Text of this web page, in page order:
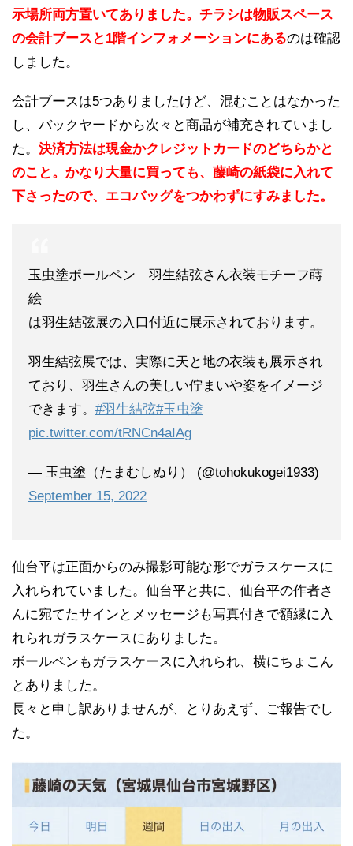
示場所両方置いてありました。チラシは物販スペース
の会計ブースと1階インフォメーションにあるのは確認
しました。
会計ブースは5つありましたけど、混むことはなかった
し、バックヤードから次々と商品が補充されていまし
た。 決済方法は現金かクレジットカードのどちらかと
のこと。かなり大量に買っても、藤崎の紙袋に入れて
下さったので、エコバッグをつかわずにすみました。
玉虫塗ボールペン 羽生結弦さん衣装モチーフ蒔
絵
は羽生結弦展の入口付近に展示されております。
羽生結弦展では、実際に天と地の衣装も展示され
ており、羽生さんの美しい佇まいや姿をイメージ
できます。 #羽生結弦#玉虫塗
pic.twitter.com/tRNCn4aIAg
— 玉虫塗（たまむしぬり） (@tohokukogei1933)
September 15, 2022
仙台平は正面からのみ撮影可能な形でガラスケースに
入れられていました。仙台平と共に、仙台平の作者さ
んに宛てたサインとメッセージも写真付きで額縁に入
れられガラスケースにありました。
ボールペンもガラスケースに入れられ、横にちょこん
とありました。
長々と申し訳ありませんが、とりあえず、ご報告でし
た。